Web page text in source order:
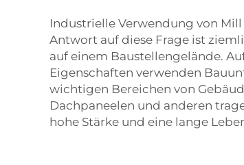
Industrielle Verwendung von
Antwort auf diese Frage ist
auf einem Baustellengelände.
Eigenschaften verwenden
wichtigen Bereichen von
Dachpaneelen und anderen
hohe Stärke und eine lange